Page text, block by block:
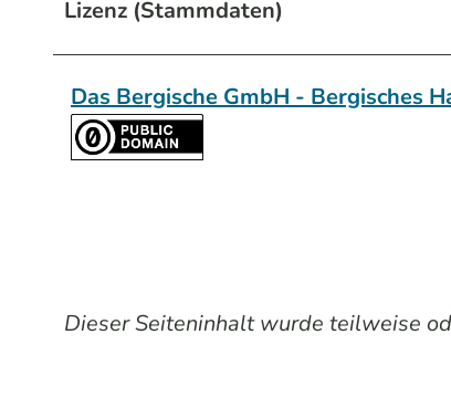
Lizenz (Stammdaten)
Das Bergische GmbH - Bergisches
Dieser Seiteninhalt wurde teilweise